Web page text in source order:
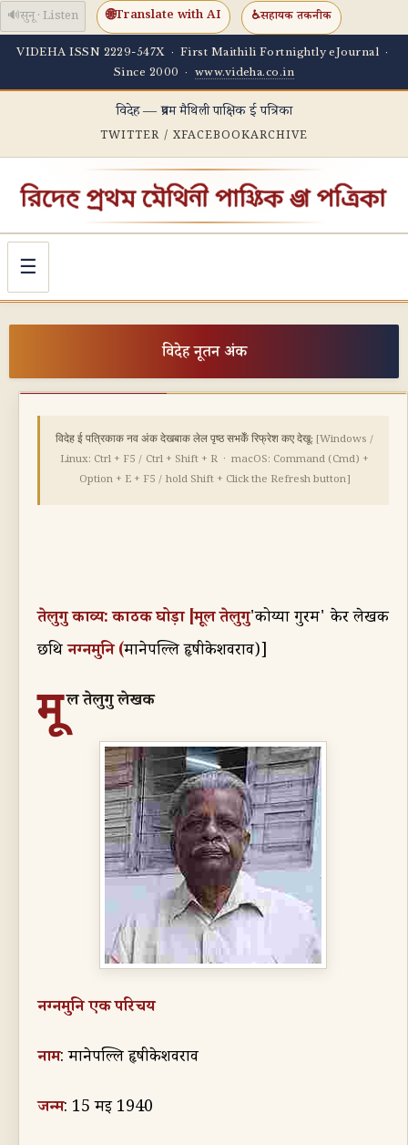
🔊सुनू · Listen 🌐Translate with AI ♿सहायक तकनीक
VIDEHA ISSN 2229-547X · First Maithili Fortnightly eJournal ·
Since 2000 · www.videha.co.in
विदेह — प्रथम मैथिली पाक्षिक ई पत्रिका
TWITTER / XFACEBOOKARCHIVE
☰
विदेह नूतन अंक
विदेह ई पत्रिकाक नव अंक देखबाक लेल पृष्ठ सभकेँ रिफ्रेश कए देखू: [Windows /
Linux: Ctrl + F5 / Ctrl + Shift + R · macOS: Command (Cmd) +
Option + E + F5 / hold Shift + Click the Refresh button]
तेलुगु काव्य: काठक घोड़ा [मूल तेलुगु'कोय्या गुर्रम' केर लेखक
छथिनग्नमुनि(मानेपल्लि हृषीकेशवराव)]
मूल तेलुगु लेखक
नग्नमुनि एक परिचय
नाम:मानेपल्लि हृषीकेशवराव
जन्म: 15मई 1940